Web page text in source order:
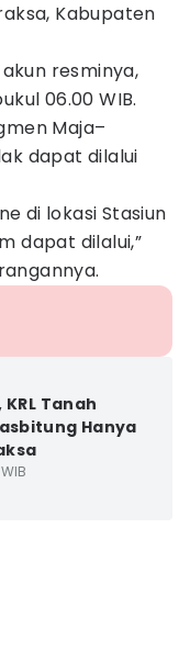
Kabupaten
resminya,
06.00 WIB.
Maja–
dapat dilalui
di lokasi Stasiun
dapat dilalui,”
Tanah
Hanya